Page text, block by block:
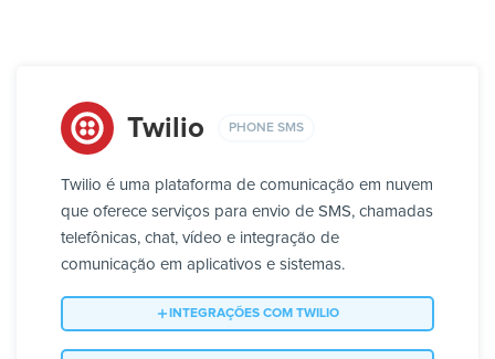
Twilio PHONE SMS
Twilio é uma plataforma de comunicação em nuvem
que oferece serviços para envio de SMS, chamadas
telefônicas, chat, vídeo e integração de
comunicação em aplicativos e sistemas.
INTEGRAÇÕES COM TWILIO